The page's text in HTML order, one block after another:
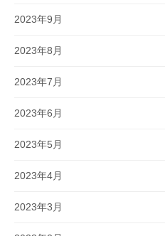
2023年9月
2023年8月
2023年7月
2023年6月
2023年5月
2023年4月
2023年3月